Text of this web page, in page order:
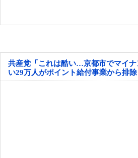
共産党「これは酷い…京都市でマイ
い29万人がポイント給付事業から排除